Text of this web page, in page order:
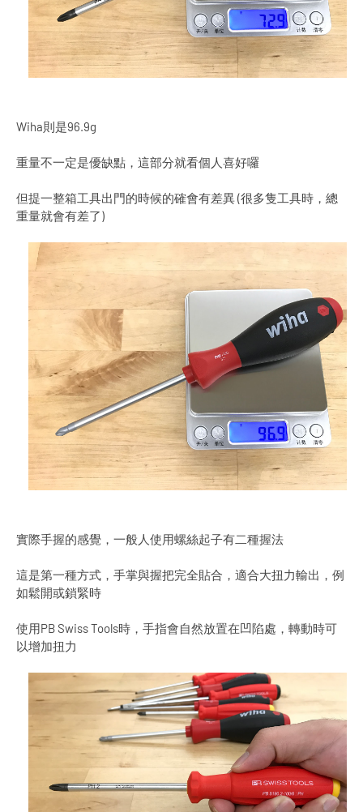
Wiha則是96.9g
重量不一定是優缺點，這部分就看個人喜好囉
但提一整箱工具出門的時候的確會有差異 (很多隻工具時，總
重量就會有差了)
實際手握的感覺，一般人使用螺絲起子有二種握法
這是第一種方式，手掌與握把完全貼合，適合大扭力輸出，例
如鬆開或鎖緊時
使用PB Swiss Tools時，手指會自然放置在凹陷處，轉動時可
以增加扭力